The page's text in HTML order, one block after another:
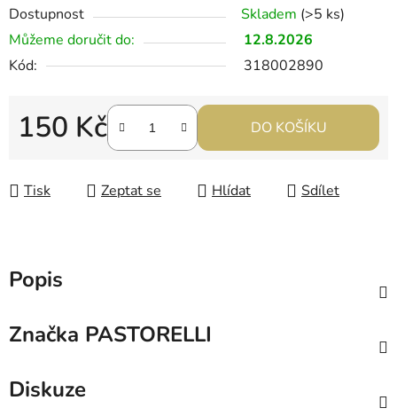
Dostupnost Skladem (>5 ks)
Můžeme doručit do:
12.8.2026
Kód:
318002890
150 Kč DO KOŠÍKU
Tisk Zeptat se Hlídat Sdílet
Popis
Značka PASTORELLI
Diskuze